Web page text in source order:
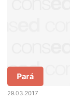
Pará
29.03.2017